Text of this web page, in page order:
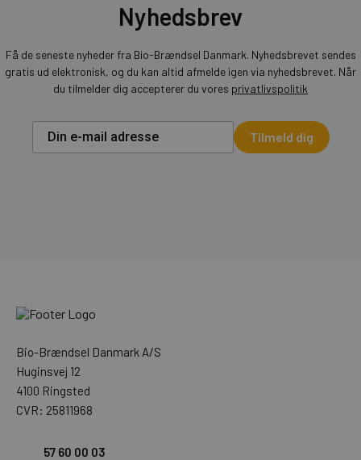
Nyhedsbrev
Få de seneste nyheder fra Bio-Brændsel Danmark. Nyhedsbrevet sendes
gratis ud elektronisk, og du kan altid afmelde igen via nyhedsbrevet. Når
du tilmelder dig accepterer du vores privatlivspolitik
Tilmeld dig
Bio-Brændsel Danmark A/S
Huginsvej 12
4100 Ringsted
CVR: 25811968
57 60 00 03